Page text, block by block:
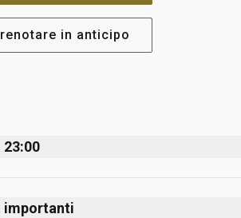
in anticipo
23:00
importanti